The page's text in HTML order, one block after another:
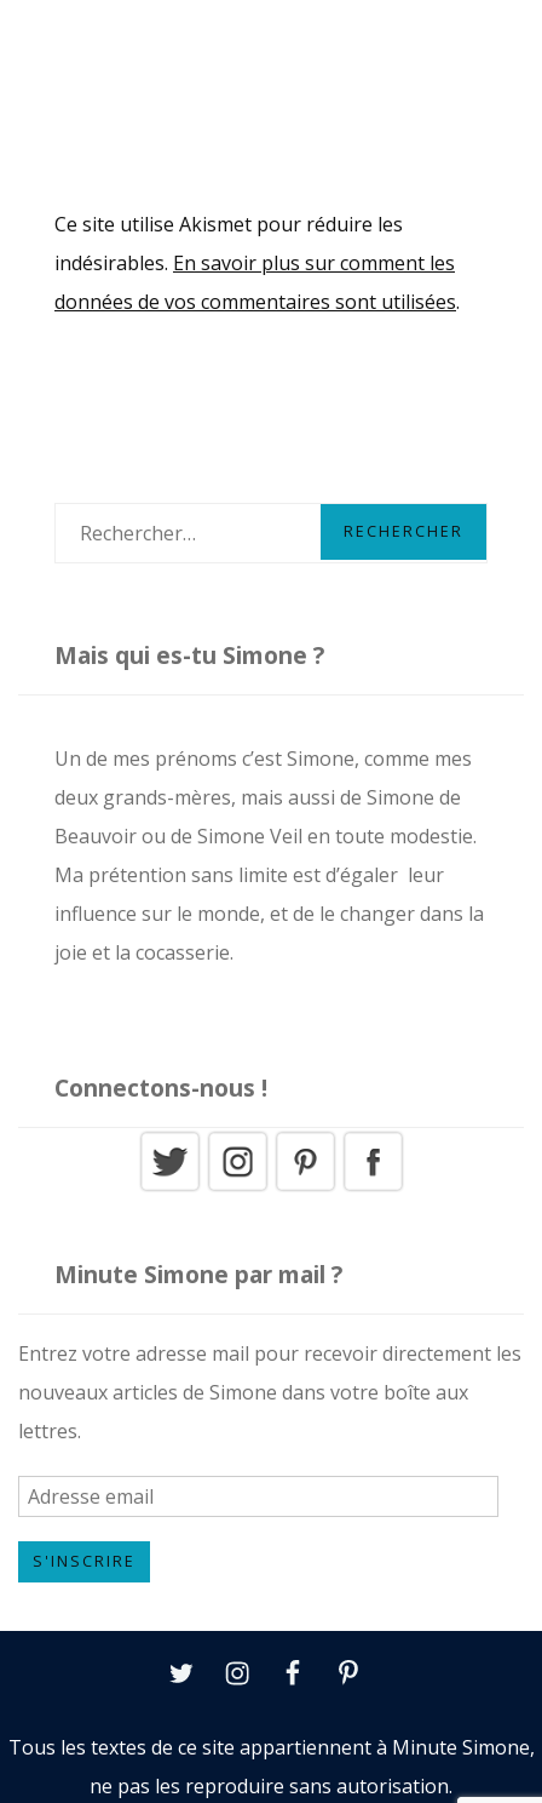
Ce site utilise Akismet pour réduire les
indésirables. En savoir plus sur comment les
données de vos commentaires sont utilisées.
c
h
e
r
:
Mais qui es-tu Simone ?
Un de mes prénoms c’est Simone, comme mes
deux grands-mères, mais aussi de Simone de
Beauvoir ou de Simone Veil en toute modestie.
Ma prétention sans limite est d’égaler leur
influence sur le monde, et de le changer dans la
joie et la cocasserie.
Connectons-nous !
Minute Simone par mail ?
Entrez votre adresse mail pour recevoir directement les
nouveaux articles de Simone dans votre boîte aux
lettres.
S'INSCRIRE
TwitterInstagramFacebookPinterest
Tous les textes de ce site appartiennent à Minute Simone,
ne pas les reproduire sans autorisation.